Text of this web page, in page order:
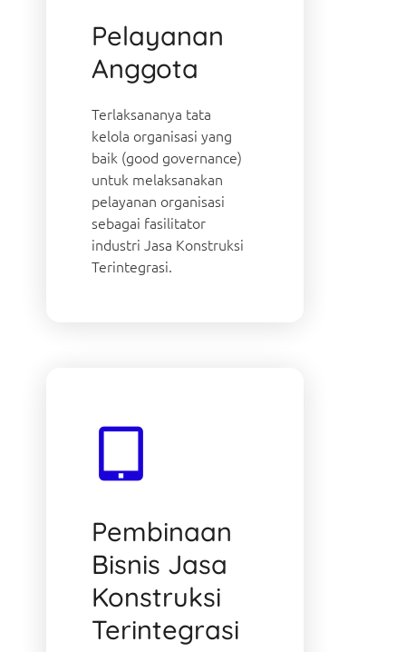
Pelayanan
Anggota
Terlaksananya tata
kelola organisasi yang
baik (good governance)
untuk melaksanakan
pelayanan organisasi
sebagai fasilitator
industri Jasa Konstruksi
Terintegrasi.
Pembinaan
Bisnis Jasa
Konstruksi
Terintegrasi